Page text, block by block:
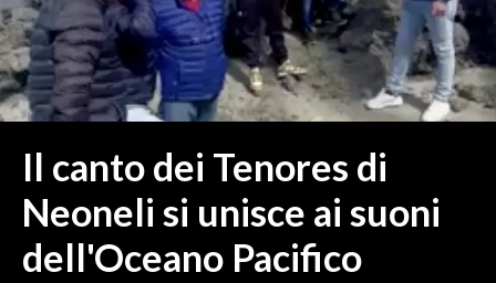
NUORO E PROVINCIA
OGLIASTRA
AGENDA
ITALIA
MONDO
POLITICA
Il canto dei Tenores di
Neoneli si unisce ai suoni
dell'Oceano Pacifico